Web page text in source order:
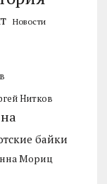
Новости
Нитков
байки
Мориц